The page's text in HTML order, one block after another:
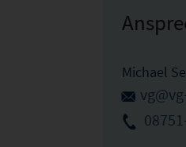
Michael